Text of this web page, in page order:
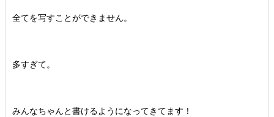
全てを写すことができません。
多すぎて。
みんなちゃんと書けるようになってきてます！